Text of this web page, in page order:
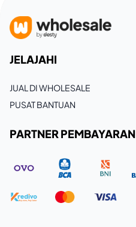
JELAJAHI
JUAL DI WHOLESALE
PUSAT BANTUAN
PARTNER PEMBAYARAN